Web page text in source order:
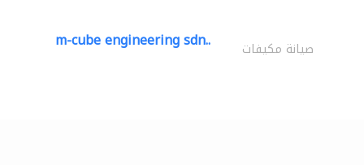
m-cube engineering sdn.. صيانة مكيفات